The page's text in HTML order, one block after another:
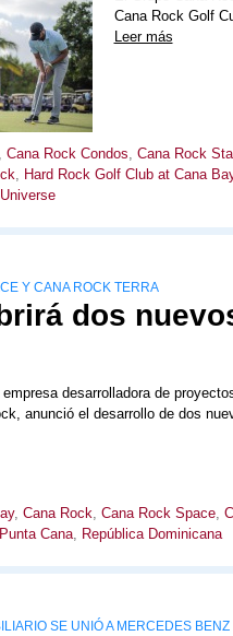
Cana Rock Golf
Leer más
Cana Rock Condos, Cana Rock
, Hard Rock Golf Club at Cana
Universe
Y CANA ROCK TERRA
dos
empresa desarrolladora de
anunció el desarrollo de dos
, Cana Rock, Cana Rock Space,
Punta Cana, República Dominicana
SE UNIÓ A MERCEDES BENZ